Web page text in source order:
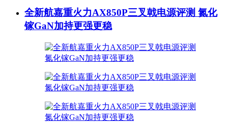
全新航嘉重火力AX850P三叉戟电源评测 氮化
镓GaN加持更强更稳